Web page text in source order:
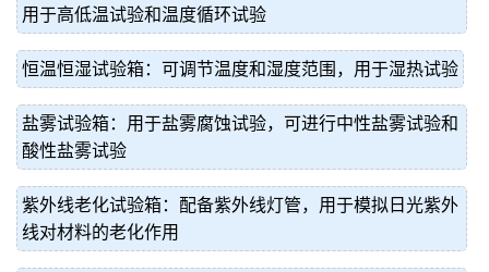
用于高低温试验和温度循环试验
恒温恒湿试验箱：可调节温度和湿度范围，用于湿热试验
盐雾试验箱：用于盐雾腐蚀试验，可进行中性盐雾试验和
酸性盐雾试验
紫外线老化试验箱：配备紫外线灯管，用于模拟日光紫外
线对材料的老化作用